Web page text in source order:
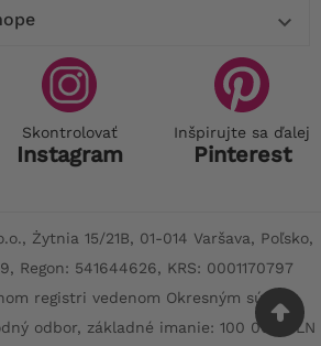

Skontrolovať
Instagram
Inšpirujte sa ďalej
Pinterest
Żytnia 15/21B, 01-014 Varšava, Poľsko,
Regon: 541644626, KRS: 0001170797
registri vedenom Okresným súdom
odbor, základné imanie: 100 000 PLN